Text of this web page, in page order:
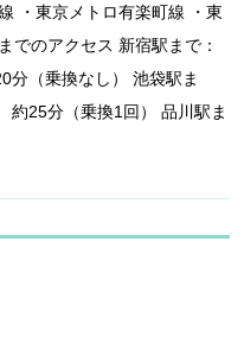
・東京メトロ有楽町線 ・東
でのアクセス 新宿駅まで：
分（乗換なし） 池袋駅ま
約25分（乗換1回） 品川駅ま